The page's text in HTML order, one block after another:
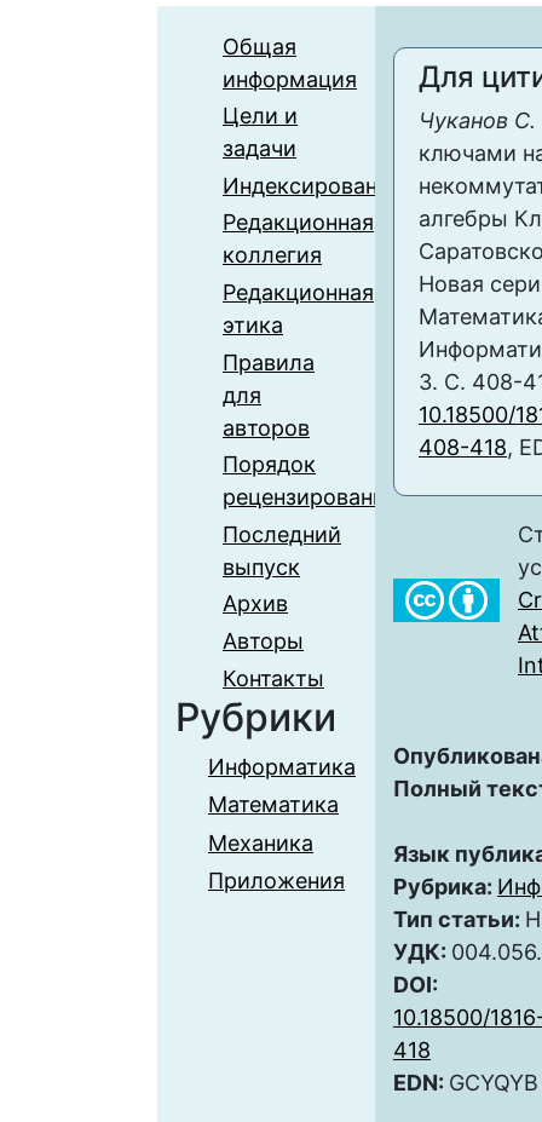
Общая
информация
Цели и
задачи
Индексирование
Редакционная
коллегия
Редакционная
этика
Правила
для
авторов
Порядок
рецензирования
Последний
выпуск
Архив
Авторы
Контакты
Рубрики
Информатика
Математика
Механика
Приложения
Для
Чуканов
ключами
алгебры
Новая
3. С. 408-
10.18500/
408-418,
Полный
Язык
Рубрика:
Тип статьи:
УДК:
DOI:
10.18500/
418
EDN: GCYQYB